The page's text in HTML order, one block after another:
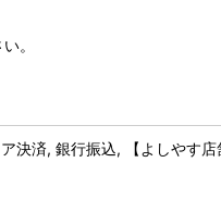
。
済, 銀行振込, 【よしやす店